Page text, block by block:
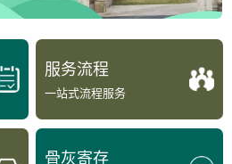
服务流程
一站式流程服务
骨灰寄存